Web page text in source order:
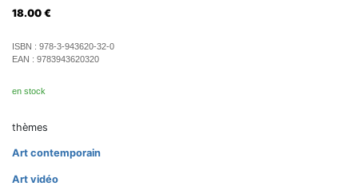
18.00 €
ISBN : 978-3-943620-32-0
EAN : 9783943620320
en stock
thèmes
Art contemporain
Art vidéo